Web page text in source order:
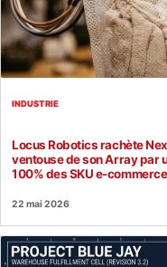
INDUSTRIE
Locus Robotics rachète
ventouse de son Array par
100% des SKU e-commerce
22 mai 2026